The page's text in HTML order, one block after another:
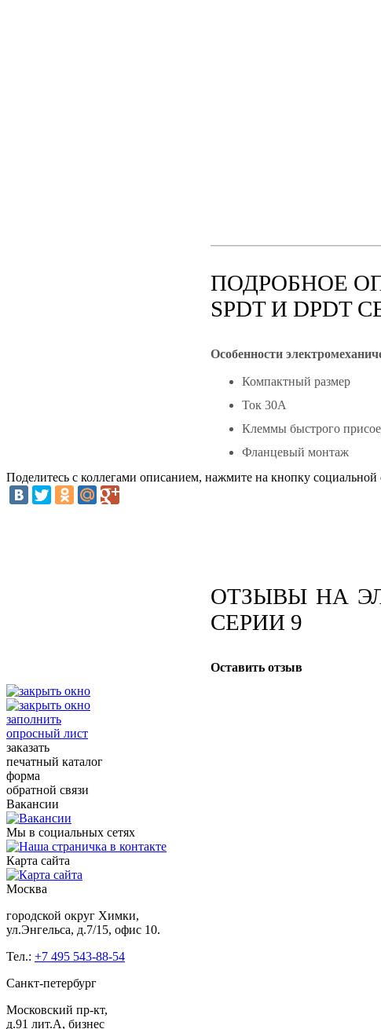
ПОДРОБНОЕ
SPDT И
Особенности
Компактный размер
Ток 30А
Клеммы быстрого
Фланцевый монтаж
Поделитесь с коллегами описанием, нажмите на кнопку социальной
ОТЗЫВЫ НА
СЕРИИ 9
Оставить отзыв
заполнить
опросный лист
заказать
печатный каталог
форма
обратной связи
Вакансии
Мы в социальных сетях
Карта сайта
Москва
городской округ Химки,
ул.Энгельса, д.7/15, офис 10.
Тел.: +7 495 543-88-54
Санкт-петербург
Московский пр-кт,
д.91 лит.А, бизнес